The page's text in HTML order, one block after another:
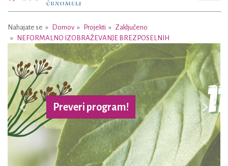
Nahajate se Domov Projekti
Zaključeno
NEFORMALNO IZOBRAŽEVANJE BREZPOSELNIH
Preveri program!
Previous Next